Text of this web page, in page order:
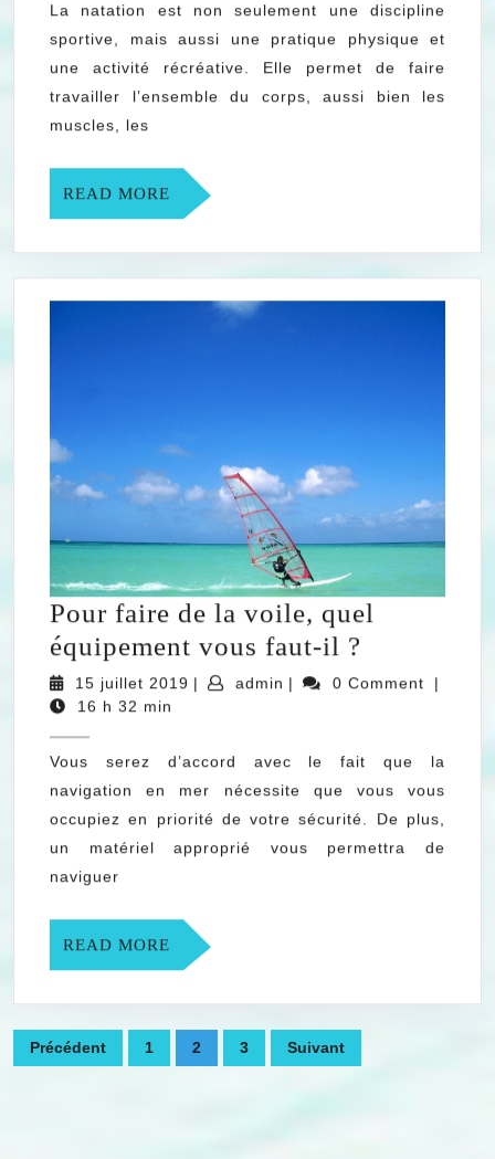
à
un
enfant
La natation est non seulement une discipline
sportive, mais aussi une pratique physique et
une activité récréative. Elle permet de faire
travailler l’ensemble du corps, aussi bien les
muscles, les
READ MORE READ
MORE
Pour faire de la voile, quel
équipement vous faut-il ?
faire
voile,
quel
15 juillet 2019 15
| admin admin
| 0 Comment
|
16 h 32 min
Vous serez d’accord avec le fait que la
navigation en mer nécessite que vous vous
occupiez en priorité de votre sécurité. De plus,
un matériel approprié vous permettra de
naviguer
READ MORE READ
MORE
Navigation
des
Précédent 1 2 3 Suivant